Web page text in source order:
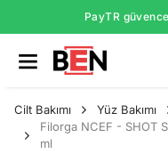
PayTR
Cilt Bakımı Yüz Bakımı
Filorga NCEF - SHOT
ml